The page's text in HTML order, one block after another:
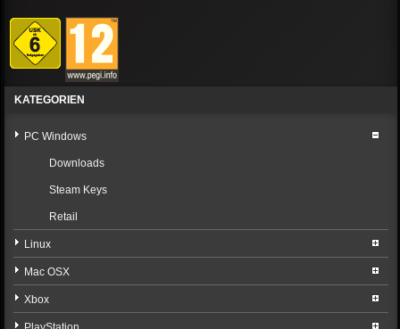
KATEGORIEN
PC Windows
Downloads
Steam Keys
Retail
Linux
Mac OSX
Xbox